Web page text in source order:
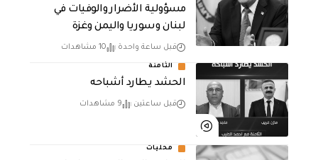
مسؤولية الأضرار والوفيات في
لبنان وسوريا واليمن وغزة
قبل ساعة واحدة 10 مشاهدات
الثامنة
الحشد يطارد أشباحه
قبل ساعتين 9 مشاهدات
محليات